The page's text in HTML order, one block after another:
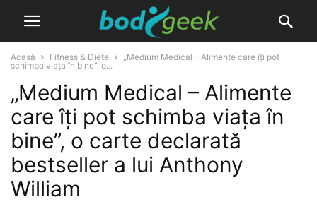
Acasă Fitness & Diete
„Medium Medical – Alimente care îți pot
schimba viața în bine”, o...
„Medium Medical – Alimente
care îți pot schimba viața în
bine”, o carte declarată
bestseller a lui Anthony
William